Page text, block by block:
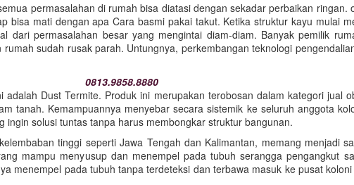
permasalahan di rumah bisa diatasi dengan sekadar perbaikan ringan.
bisa mati dengan apa Cara basmi pakai takut. Ketika struktur kayu mulai
dari permasalahan besar yang mengintai diam-diam. Banyak pemilik
sudah rusak parah. Untungnya, perkembangan teknologi
0813.9858.8880
Dust Termite. Produk ini merupakan terobosan dalam kategori jual
tanah. Kemampuannya menyebar secara sistemik ke seluruh anggota
solusi tuntas tanpa harus membongkar struktur bangunan.
tinggi seperti Jawa Tengah dan Kalimantan, memang menjadi
mampu menyusup dan menempel pada tubuh serangga pengangkut
menempel pada tubuh tanpa terdeteksi dan terbawa masuk ke pusat